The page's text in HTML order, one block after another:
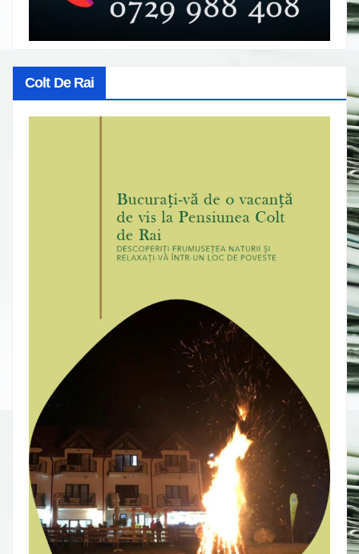
Colt De Rai